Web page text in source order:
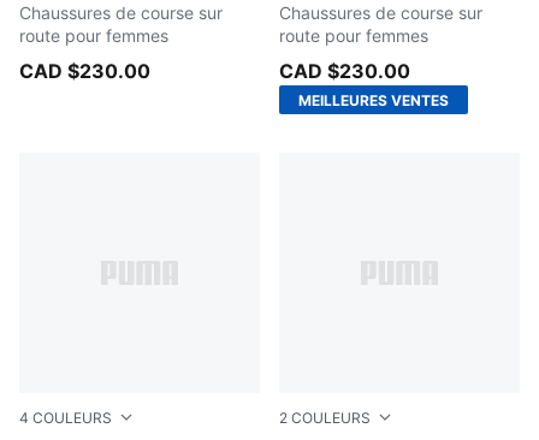
Chaussures de course sur
route pour femmes
CAD $230.00
Chaussures de course sur
route pour femmes
CAD $230.00
MEILLEURES VENTES
4 COULEURS 2 COULEURS